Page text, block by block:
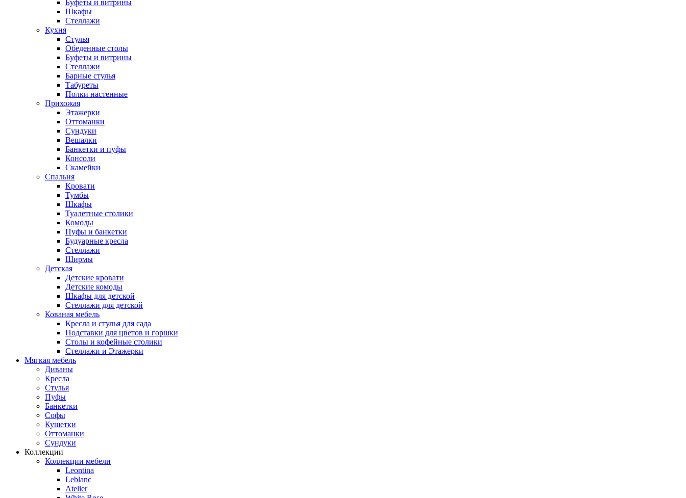
Буфеты и витрины
Шкафы
Стеллажи
Кухня
Стулья
Обеденные столы
Буфеты и витрины
Стеллажи
Барные стулья
Табуреты
Полки настенные
Прихожая
Этажерки
Оттоманки
Сундуки
Вешалки
Банкетки и пуфы
Консоли
Скамейки
Спальня
Кровати
Тумбы
Шкафы
Туалетные столики
Комоды
Пуфы и банкетки
Будуарные кресла
Стеллажи
Ширмы
Детская
Детские кровати
Детские комоды
Шкафы для детской
Стеллажи для детской
Кованая мебель
Кресла и стулья для сада
Подставки для цветов и горшки
Столы и кофейные столики
Стеллажи и Этажерки
Мягкая мебель
Диваны
Кресла
Стулья
Пуфы
Банкетки
Софы
Кушетки
Оттоманки
Сундуки
Коллекции
Коллекции мебели
Leontina
Leblanc
Аtelier